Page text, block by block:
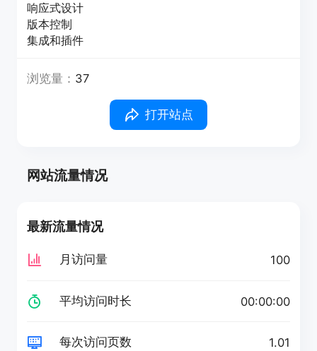
响应式设计
版本控制
集成和插件
浏览量： 37
打开站点
网站流量情况
最新流量情况
月访问量 100
平均访问时长 00:00:00
每次访问页数 1.01